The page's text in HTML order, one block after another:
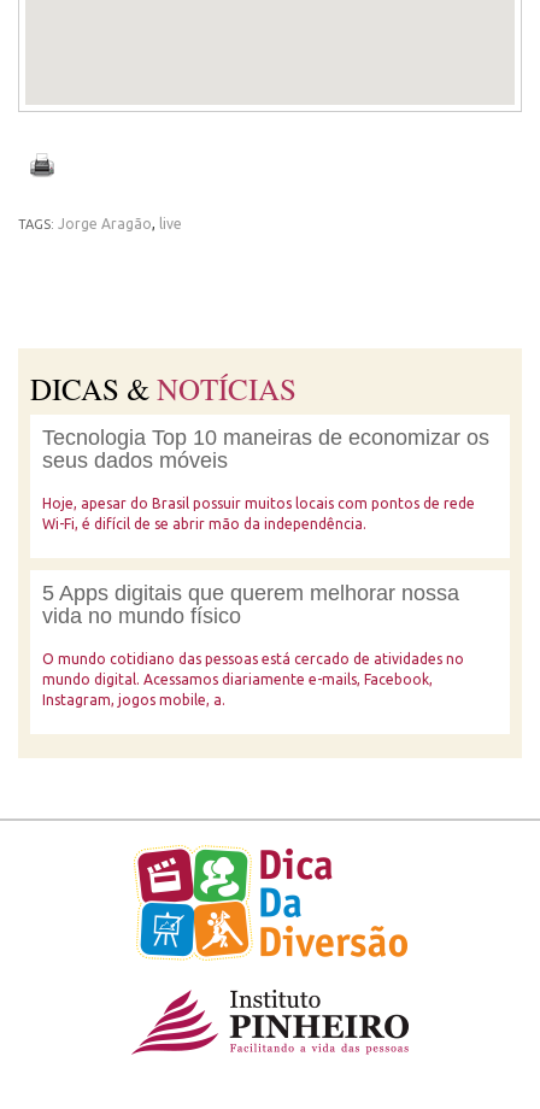
TAGS: Jorge Aragão, live
DICAS &NOTÍCIAS
Tecnologia Top 10 maneiras de economizar os
seus dados móveis
Hoje, apesar do Brasil possuir muitos locais com pontos de rede
Wi-Fi, é difícil de se abrir mão da independência.
5 Apps digitais que querem melhorar nossa
vida no mundo físico
O mundo cotidiano das pessoas está cercado de atividades no
mundo digital. Acessamos diariamente e-mails, Facebook,
Instagram, jogos mobile, a.